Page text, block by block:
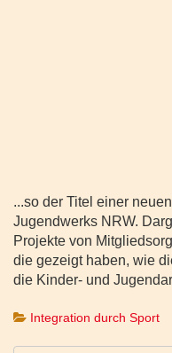
...so der Titel einer
Jugendwerks NRW.
Projekte von
die gezeigt haben, wie
die Kinder- und
Integration durch Sport